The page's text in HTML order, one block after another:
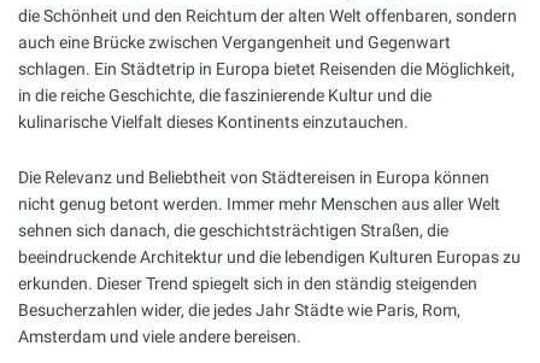
die Schönheit und den Reichtum der alten Welt offenbaren, sondern
auch eine Brücke zwischen Vergangenheit und Gegenwart
schlagen. Ein Städtetrip in Europa bietet Reisenden die Möglichkeit,
in die reiche Geschichte, die faszinierende Kultur und die
kulinarische Vielfalt dieses Kontinents einzutauchen.
Die Relevanz und Beliebtheit von Städtereisen in Europa können
nicht genug betont werden. Immer mehr Menschen aus aller Welt
sehnen sich danach, die geschichtsträchtigen Straßen, die
beeindruckende Architektur und die lebendigen Kulturen Europas zu
erkunden. Dieser Trend spiegelt sich in den ständig steigenden
Besucherzahlen wider, die jedes Jahr Städte wie Paris, Rom,
Amsterdam und viele andere bereisen.